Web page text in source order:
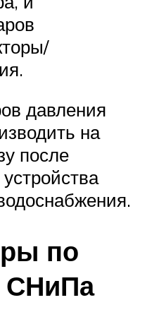
давления
на
после
по
СНиПа